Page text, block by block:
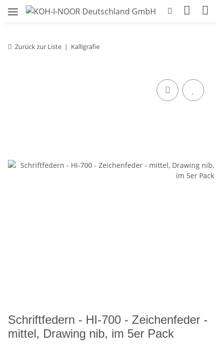
Zurück zur Liste Kalligrafie
Schriftfedern - HI-700 - Zeichenfeder -
mittel, Drawing nib, im 5er Pack